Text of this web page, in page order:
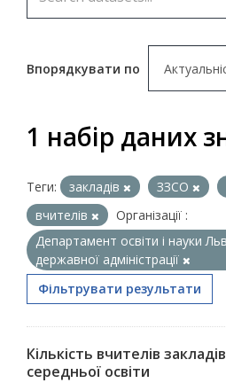
Впорядкувати по
1 набір даних
Теги: закладів ЗЗСО
вчителів
Організації :
Департамент освіти і науки
державної адміністрації
Фільтрувати результати
Кількість вчителів
середньої освіти